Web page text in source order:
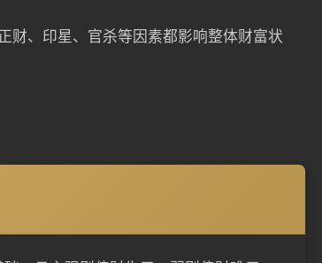
财、印星、官杀等因素都影响整体财富状